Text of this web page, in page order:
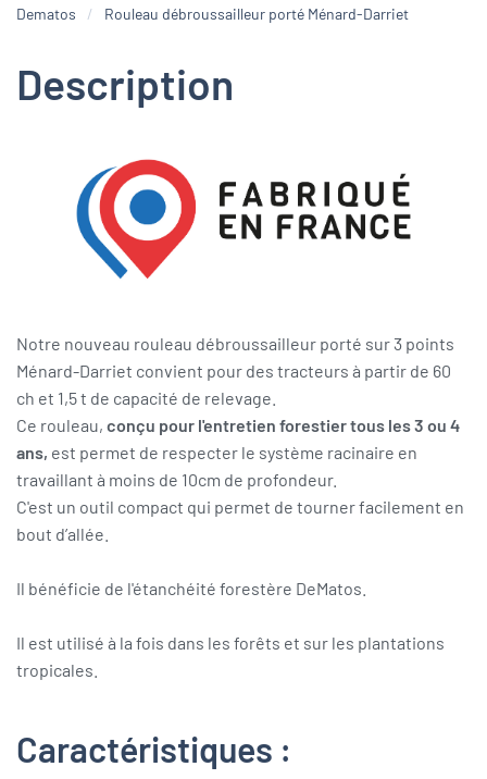
Dematos
Rouleau débroussailleur porté Ménard-Darriet
Description
Notre nouveau rouleau débroussailleur porté sur 3 points
Ménard-Darriet convient pour des tracteurs à partir de 60
ch et 1,5 t de capacité de relevage.
Ce rouleau, conçu pour l'entretien forestier tous les 3 ou 4
ans, est permet de respecter le système racinaire en
travaillant à moins de 10cm de profondeur.
C'est un outil compact qui permet de tourner facilement en
bout d’allée.
Il bénéficie de l'étanchéité forestère DeMatos.
Il est utilisé à la fois dans les forêts et sur les plantations
tropicales.
Caractéristiques :